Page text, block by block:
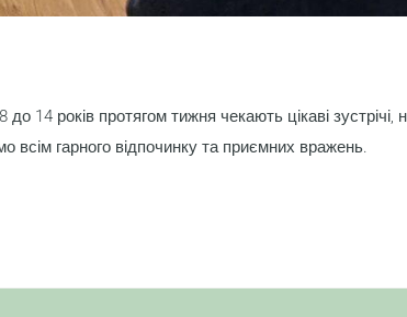
14 років протягом тижня чекають цікаві зустрічі,
всім гарного відпочинку та приємних вражень.